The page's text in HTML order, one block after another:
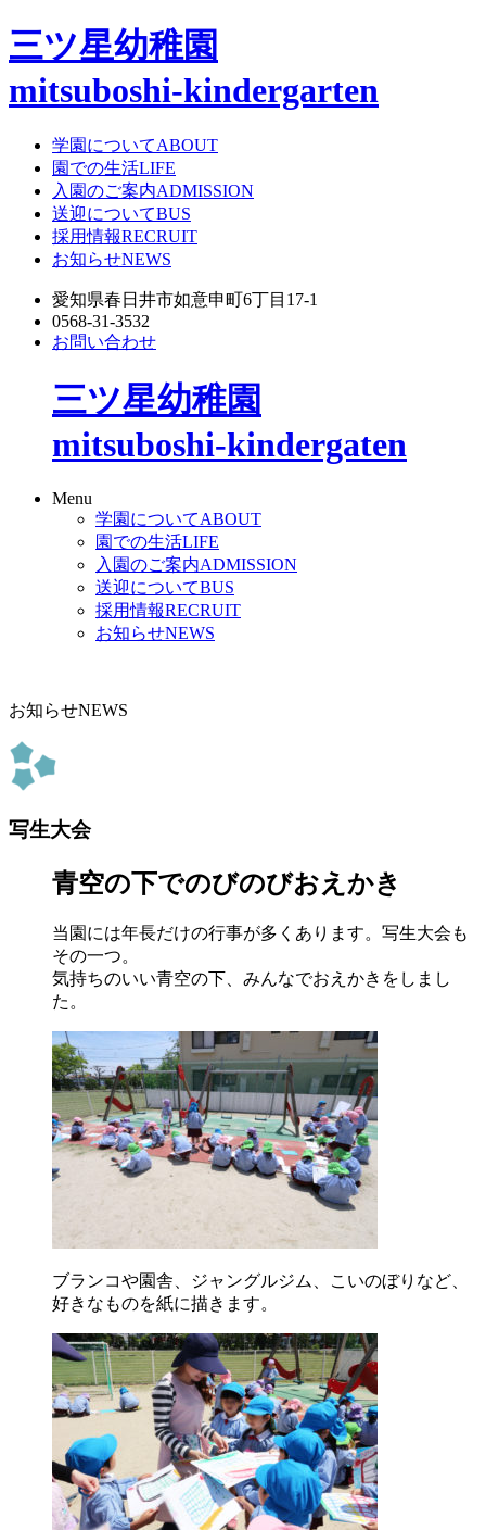
三ツ星幼稚園
mitsuboshi-kindergarten
学園についてABOUT
園での生活LIFE
入園のご案内ADMISSION
送迎についてBUS
採用情報RECRUIT
お知らせNEWS
愛知県春日井市如意申町6丁目17-1
0568-31-3532
お問い合わせ
三ツ星幼稚園
mitsuboshi-kindergaten
Menu
学園についてABOUT
園での生活LIFE
入園のご案内ADMISSION
送迎についてBUS
採用情報RECRUIT
お知らせNEWS
お知らせNEWS
写生大会
青空の下でのびのびおえかき
当園には年長だけの行事が多くあります。写生大会も
その一つ。
気持ちのいい青空の下、みんなでおえかきをしまし
た。
ブランコや園舎、ジャングルジム、こいのぼりなど、
好きなものを紙に描きます。